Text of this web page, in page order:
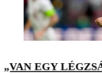
„VAN EGY